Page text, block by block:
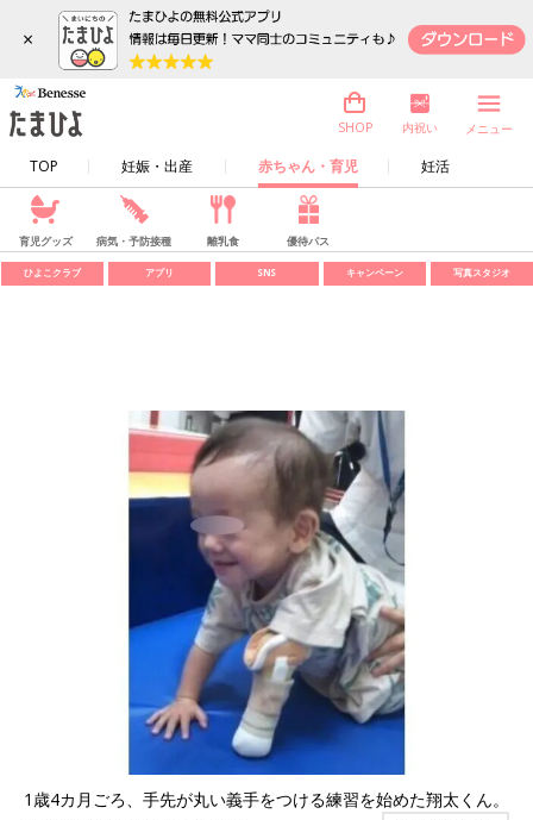
×
TOP 妊娠・出産 赤ちゃん・育児 妊活
SHOP 内祝い メニュー
育児グッズ 病気・予防接種 離乳食 優待パス
ひよこクラブ アプリ SNS キャンペーン 写真スタジオ
1歳4カ月ごろ、手先が丸い義手をつける練習を始めた翔太くん。